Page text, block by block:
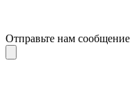
Отправьте нам сообщение